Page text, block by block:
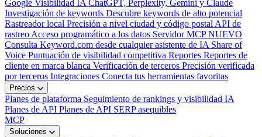
Google Visibilidad IA ChatGPT, Perplexity, Gemini y Claude
Investigación de keywords Descubre keywords de alto potencial
Rastreador local Precisión a nivel ciudad y código postal API de
rastreo Acceso programático a los datos Servidor MCPNUEVO
Consulta Keyword.com desde cualquier asistente de IA Share of
Voice Puntuación de visibilidad competitiva Reportes Reportes de
cliente en marca blanca Verificación de terceros Precisión verificada
por terceros Integraciones Conecta tus herramientas favoritas
Precios
Planes de plataforma Seguimiento de rankings y visibilidad IA
Planes de API Planes de API SERP asequibles
MCP
Soluciones